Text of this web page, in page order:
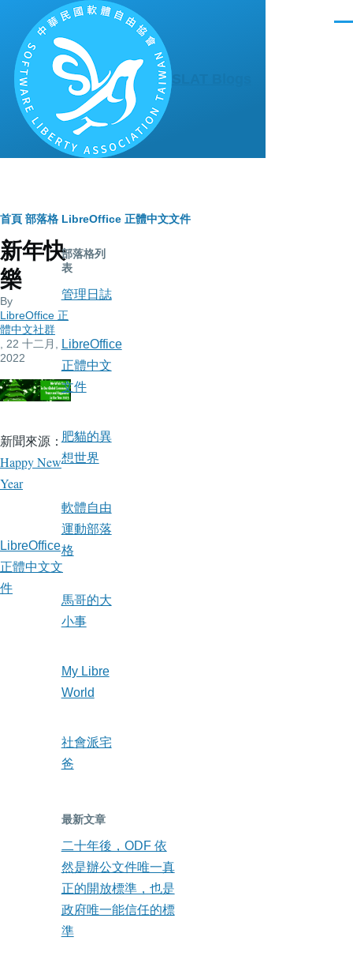
移至主內容
導
航
連
結
首頁 部落格 LibreOffice 正體中文文件
新年快
樂
By
LibreOffice 正
體中文社群
, 22 十二月,
2022
新聞來源：
Happy New
Year
LibreOffice
正體中文文
件
部落格列
表
管理日誌
LibreOffice
正體中文
文件
肥貓的異
想世界
軟體自由
運動部落
格
馬哥的大
小事
My Libre
World
社會派宅
爸
最新文章
二十年後，ODF 依
然是辦公文件唯一真
正的開放標準，也是
政府唯一能信任的標
準